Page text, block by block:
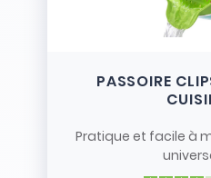
PASSOIRE
Pratique et facile à